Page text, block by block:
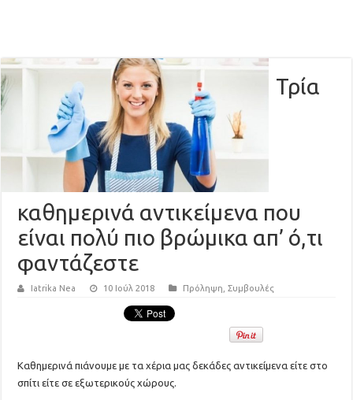
Τρία
καθημερινά αντικείμενα που
είναι πολύ πιο βρώμικα απ’ ό,τι
φαντάζεστε
Iatrika Nea 10 Ιούλ 2018 Πρόληψη ,Συμβουλές
Καθημερινά πιάνουμε με τα χέρια μας δεκάδες αντικείμενα είτε στο
σπίτι είτε σε εξωτερικούς χώρους.